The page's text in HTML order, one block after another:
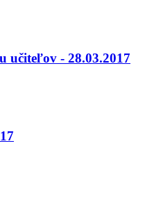
učiteľov - 28.03.2017